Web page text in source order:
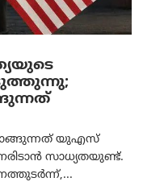
വാങ്ങുന്നത് യുഎസ്
സാധ്യതയുണ്ട്.